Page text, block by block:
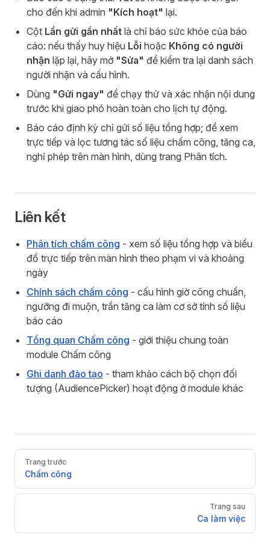
cho đến khi admin "Kích hoạt" lại.
Cột Lần gửi gần nhất là chỉ báo sức khỏe của báo
cáo: nếu thấy huy hiệu Lỗi hoặc Không có người
nhận lặp lại, hãy mở "Sửa" để kiểm tra lại danh sách
người nhận và cấu hình.
Dùng "Gửi ngay" để chạy thử và xác nhận nội dung
trước khi giao phó hoàn toàn cho lịch tự động.
Báo cáo định kỳ chỉ gửi số liệu tổng hợp; để xem
trực tiếp và lọc tương tác số liệu chấm công, tăng ca,
nghỉ phép trên màn hình, dùng trang Phân tích.
Liên kết
Phân tích chấm công - xem số liệu tổng hợp và biểu
đồ trực tiếp trên màn hình theo phạm vi và khoảng
ngày
Chính sách chấm công - cấu hình giờ công chuẩn,
ngưỡng đi muộn, trần tăng ca làm cơ sở tính số liệu
báo cáo
Tổng quan Chấm công - giới thiệu chung toàn
module Chấm công
Ghi danh đào tạo - tham khảo cách bộ chọn đối
tượng (AudiencePicker) hoạt động ở module khác
Pager
Trang trước
Chấm công
Trang sau
Ca làm việc